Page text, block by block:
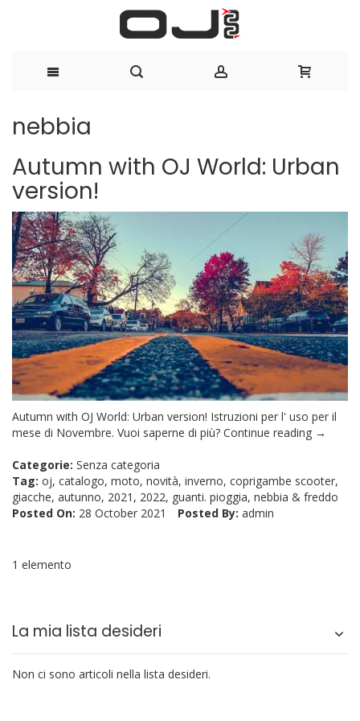
al
contenuto
nebbia
Autumn with OJ World: Urban
version!
Autumn with OJ World: Urban version! Istruzioni per l' uso per il
mese di Novembre. Vuoi saperne di più? Continue reading →
Categorie: Senza categoria
Tag: oj, catalogo, moto, novità, inverno, coprigambe scooter,
giacche, autunno, 2021 , 2022, guanti. pioggia, nebbia & freddo
Posted On: 28 October 2021 Posted By: admin
1 elemento
La mia lista desideri
Non ci sono articoli nella lista desideri.